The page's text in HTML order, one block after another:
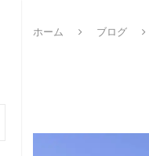
ホーム ブログ